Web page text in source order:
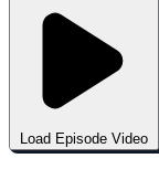
Load Episode Video